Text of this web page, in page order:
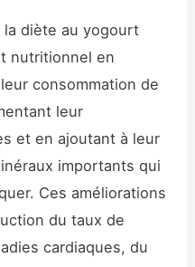
diète au yogourt
nutritionnel en
consommation de
leur
et en ajoutant à leur
importants qui
Ces améliorations
du taux de
cardiaques, du